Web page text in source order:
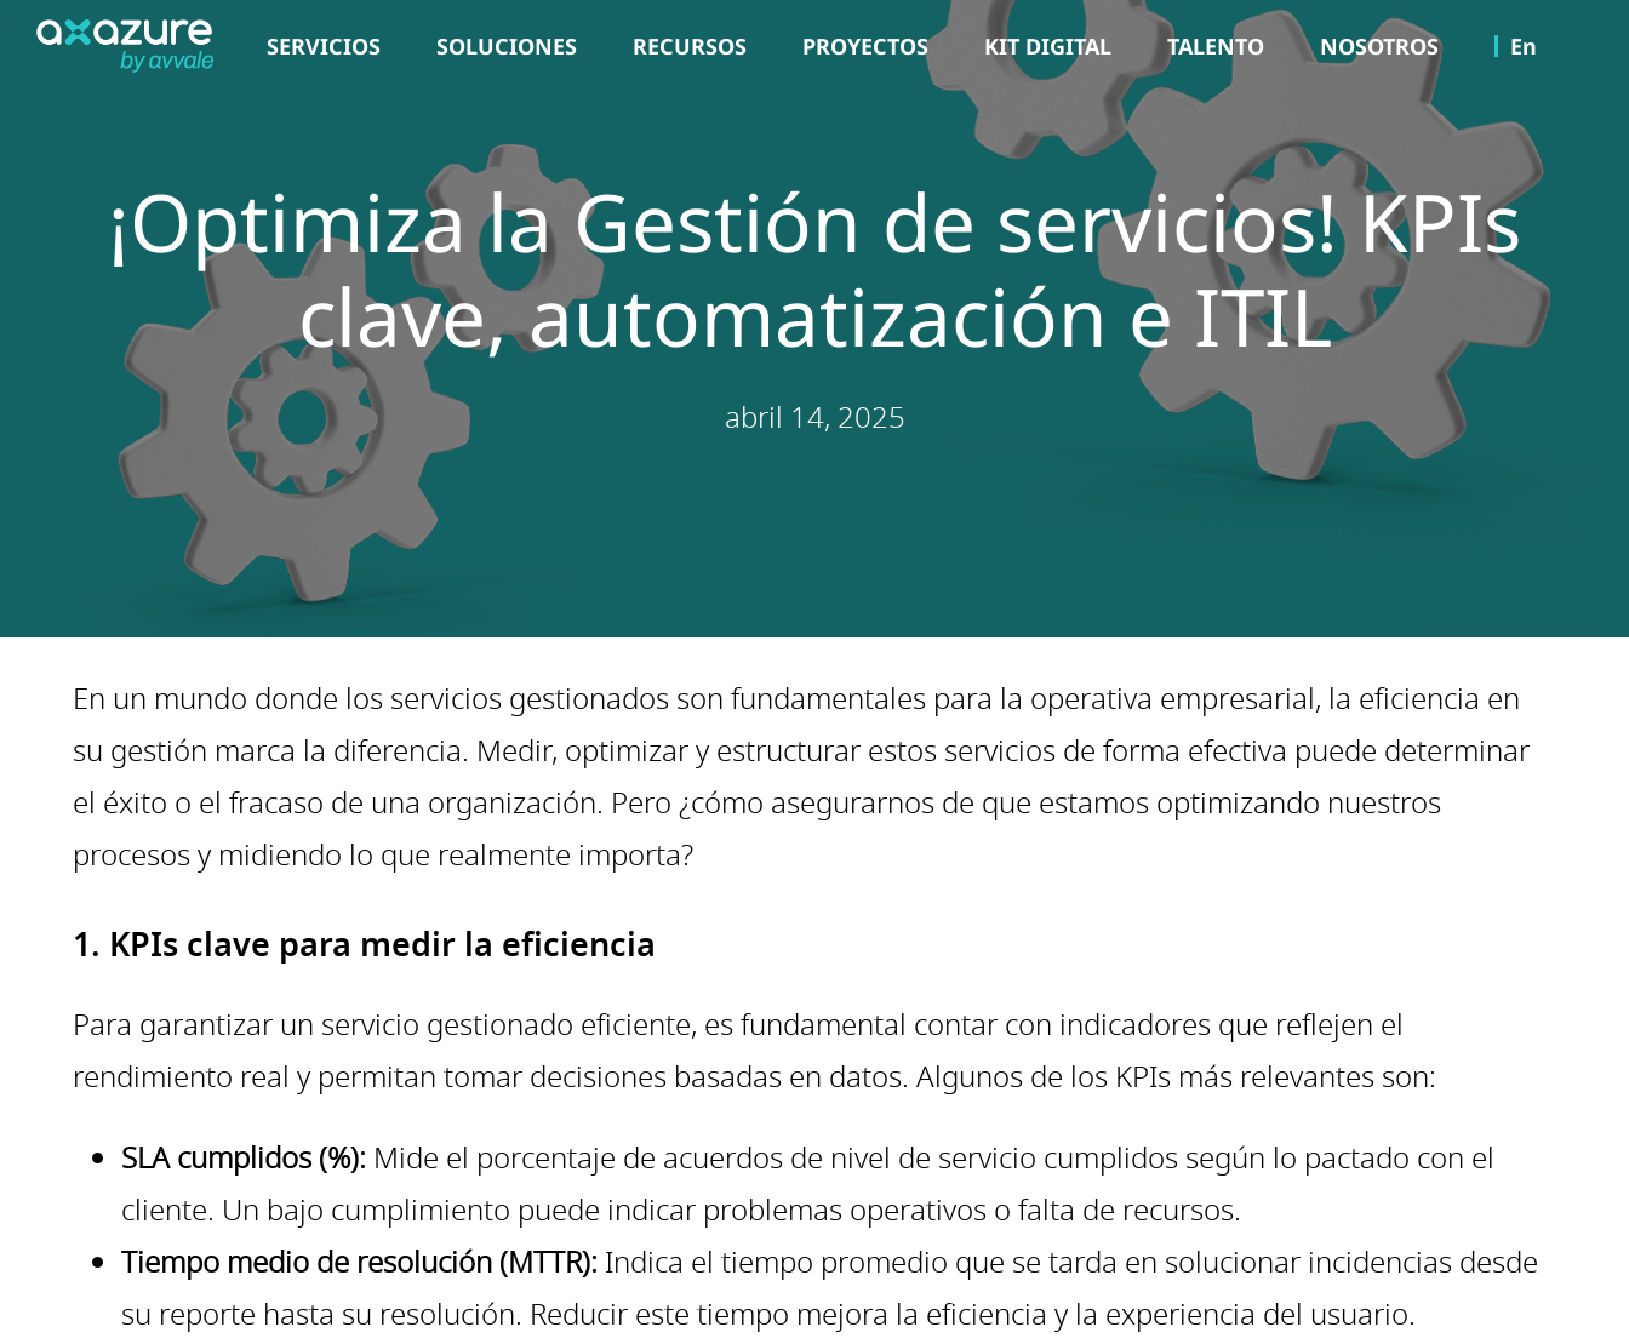
Saltar
SERVICIOS SOLUCIONES RECURSOS PROYECTOS KIT DIGITAL TALENTO NOSOTROS En
¡Optimiza la Gestión de servicios! KPIs
clave, automatización e ITIL
abril 14, 2025
En un mundo donde los servicios gestionados son fundamentales para la operativa empresarial, la eficiencia en
su gestión marca la diferencia. Medir, optimizar y estructurar estos servicios de forma efectiva puede determinar
el éxito o el fracaso de una organización. Pero ¿cómo asegurarnos de que estamos optimizando nuestros
procesos y midiendo lo que realmente importa?
1. KPIs clave para medir la eficiencia
Para garantizar un servicio gestionado eficiente, es fundamental contar con indicadores que reflejen el
rendimiento real y permitan tomar decisiones basadas en datos. Algunos de los KPIs más relevantes son:
SLA cumplidos (%): Mide el porcentaje de acuerdos de nivel de servicio cumplidos según lo pactado con el
cliente. Un bajo cumplimiento puede indicar problemas operativos o falta de recursos.
Tiempo medio de resolución (MTTR): Indica el tiempo promedio que se tarda en solucionar incidencias desde
su reporte hasta su resolución. Reducir este tiempo mejora la eficiencia y la experiencia del usuario.